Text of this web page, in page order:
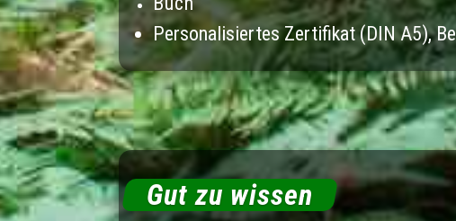
Personalisiertes Zertifikat (DIN A5),
Gut zu wissen